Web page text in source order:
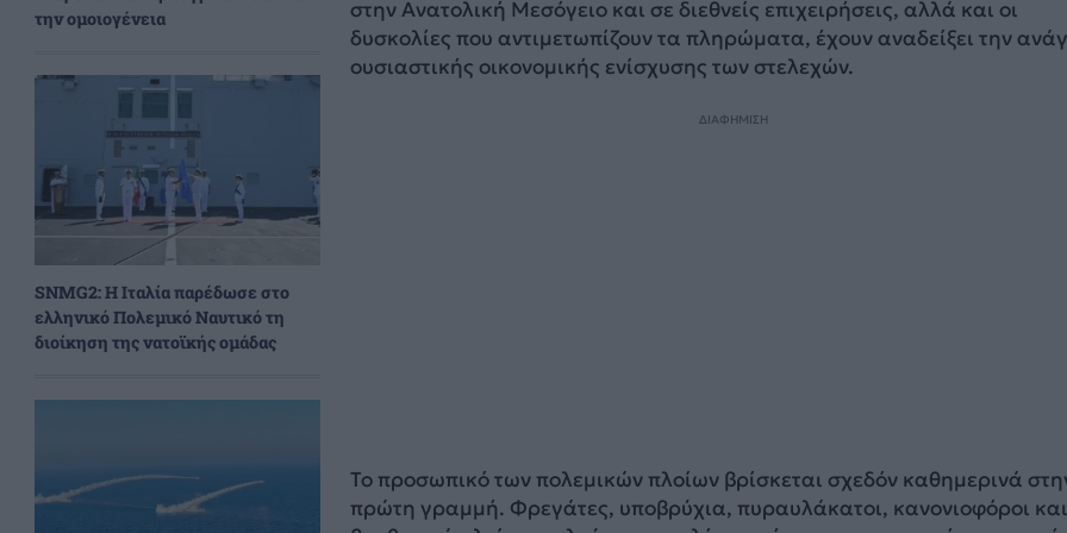
την ομοιογένεια
SNMG2: Η Ιταλία παρέδωσε στο
ελληνικό Πολεμικό Ναυτικό τη
διοίκηση της νατοϊκής ομάδας
στην Ανατολική Μεσόγειο και σε διεθνείς επιχειρήσεις, αλλά και οι
δυσκολίες που αντιμετωπίζουν τα πληρώματα, έχουν αναδείξει την
ουσιαστικής οικονομικής ενίσχυσης των στελεχών.
ΔΙΑΦΗΜΙΣΗ
Το προσωπικό των πολεμικών πλοίων βρίσκεται σχεδόν καθημερινά
πρώτη γραμμή. Φρεγάτες, υποβρύχια, πυραυλάκατοι, κανονιοφόροι και